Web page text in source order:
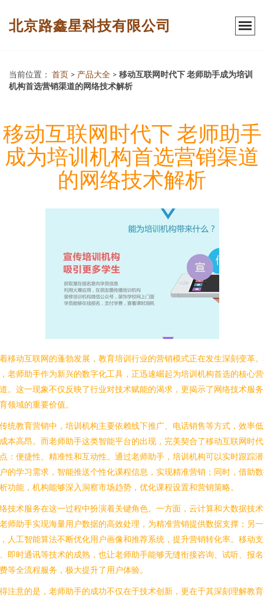
北京路鑫星科技有限公司
当前位置： 首页 > 产品大全 > 移动互联网时代下 老师助手成为培训
机构首选营销渠道的网络技术解析
移动互联网时代下 老师助手
成为培训机构首选营销渠道
的网络技术解析
移动互联网的蓬勃发展，教育培训行业的营销模式正在发生深刻变革
老师助手作为新兴的数字化工具，正迅速崛起为培训机构首选的核心
。这一现象不仅反映了行业对技术赋能的渴求，更揭示了网络技术服
领域的重要价值。
统教育营销中，培训机构主要依赖线下推广、电话销售等方式，效率
本高昂。而老师助手这类智能平台的出现，完美契合了移动互联网时
：便捷性、精准性和互动性。通过老师助手，培训机构可以实时跟踪
的学习需求，智能推送个性化课程信息，实现精准营销；同时，借助
功能，机构能够深入洞察市场趋势，优化课程设置和营销策略。
技术服务在这一过程中扮演着关键角色。一方面，云计算和大数据技
师助手实现海量用户数据的高效处理，为精准营销提供数据支撑；另
人工智能算法不断优化用户画像和推荐系统，提升营销转化率。移动支
即时通讯等技术的成熟，也让老师助手能够无缝衔接咨询、试听、报
等全流程服务，极大提升了用户体验。
注意的是，老师助手的成功不仅在于技术创新，更在于其深刻理解教